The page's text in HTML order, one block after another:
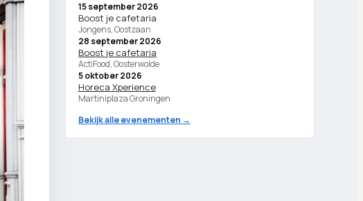
15 september 2026
Boost je cafetaria
Jongens, Oostzaan
28 september 2026
Boost je cafetaria
ActiFood, Oosterwolde
5 oktober 2026
Horeca Xperience
Martiniplaza Groningen
Bekijk alle evenementen →